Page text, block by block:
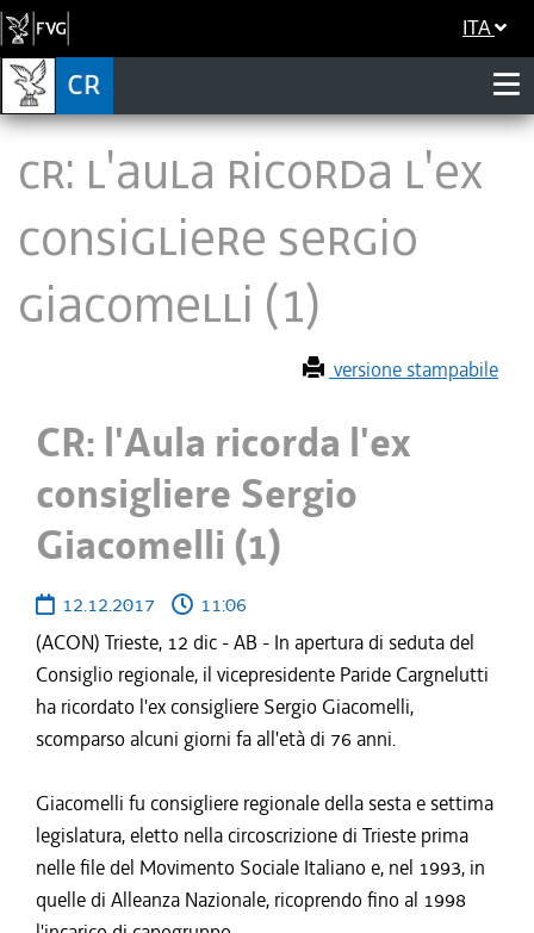
ITA
CR: l'Aula ricorda l'ex
consigliere Sergio
Giacomelli (1)
versione stampabile
CR: l'Aula ricorda l'ex
consigliere Sergio
Giacomelli (1)
12.12.2017
11:06
(ACON) Trieste, 12 dic - AB - In apertura di seduta del
Consiglio regionale, il vicepresidente Paride Cargnelutti
ha ricordato l'ex consigliere Sergio Giacomelli,
scomparso alcuni giorni fa all'età di 76 anni.
Giacomelli fu consigliere regionale della sesta e settima
legislatura, eletto nella circoscrizione di Trieste prima
nelle file del Movimento Sociale Italiano e, nel 1993, in
quelle di Alleanza Nazionale, ricoprendo fino al 1998